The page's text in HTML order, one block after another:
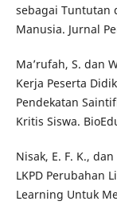
sebagai Tuntutan
Manusia. Jurnal
Ma’rufah, S. dan
Kerja Peserta
Pendekatan
Kritis Siswa.
Nisak, E. F. K.,
LKPD Perubahan
Learning Untuk